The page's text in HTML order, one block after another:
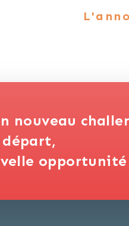
nouveau
opportunité